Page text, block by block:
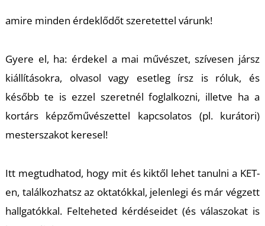
amire minden érdeklődőt szeretettel várunk!
Gyere el, ha: érdekel a mai művészet, szívesen jársz
kiállításokra, olvasol vagy esetleg írsz is róluk, és
később te is ezzel szeretnél foglalkozni, illetve ha a
kortárs képzőművészettel kapcsolatos (pl. kurátori)
mesterszakot keresel!
Itt megtudhatod, hogy mit és kiktől lehet tanulni a KET-
en, találkozhatsz az oktatókkal, jelenlegi és már végzett
hallgatókkal. Felteheted kérdéseidet (és válaszokat is